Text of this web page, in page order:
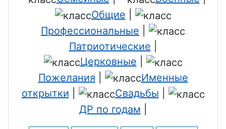
День
хозяйства
День
пищевика
День
ювелира
День
лифтовика
День
бармена
День
Общие
Профессиональные
Патриотические
Церковные
Пожелания
Именные
открытки
Свадьбы
ДР по годам